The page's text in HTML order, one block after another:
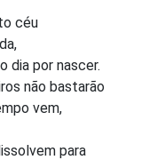
céu
dia por nascer.
não bastarão
vem,
para